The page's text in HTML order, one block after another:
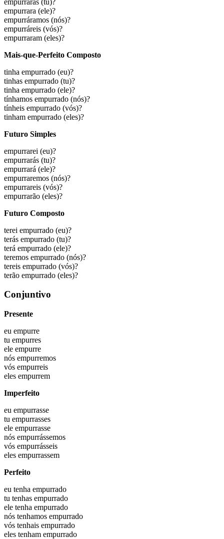
empurrara (ele)?
empurráramos (nós)?
empurráreis (vós)?
empurraram (eles)?
Mais-que-Perfeito Composto
tinha empurrado (eu)?
tinhas empurrado (tu)?
tinha empurrado (ele)?
tínhamos empurrado (nós)?
tínheis empurrado (vós)?
tinham empurrado (eles)?
Futuro Simples
empurrarei (eu)?
empurrarás (tu)?
empurrará (ele)?
empurraremos (nós)?
empurrareis (vós)?
empurrarão (eles)?
Futuro Composto
terei empurrado (eu)?
terás empurrado (tu)?
terá empurrado (ele)?
teremos empurrado (nós)?
tereis empurrado (vós)?
terão empurrado (eles)?
Conjuntivo
Presente
eu empurre
tu empurres
ele empurre
nós empurremos
vós empurreis
eles empurrem
Imperfeito
eu empurrasse
tu empurrasses
ele empurrasse
nós empurrássemos
vós empurrásseis
eles empurrassem
Perfeito
eu tenha empurrado
tu tenhas empurrado
ele tenha empurrado
nós tenhamos empurrado
vós tenhais empurrado
eles tenham empurrado